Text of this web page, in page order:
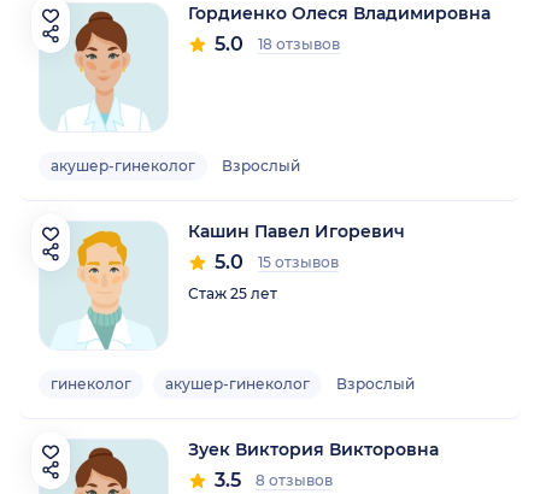
Гордиенко Олеся Владимировна
5.0 18 отзывов
акушер-гинеколог Взрослый
Кашин Павел Игоревич
5.0
15 отзывов
Стаж 25 лет
гинеколог акушер-гинеколог Взрослый
Зуек Виктория Викторовна
3.5 8 отзывов